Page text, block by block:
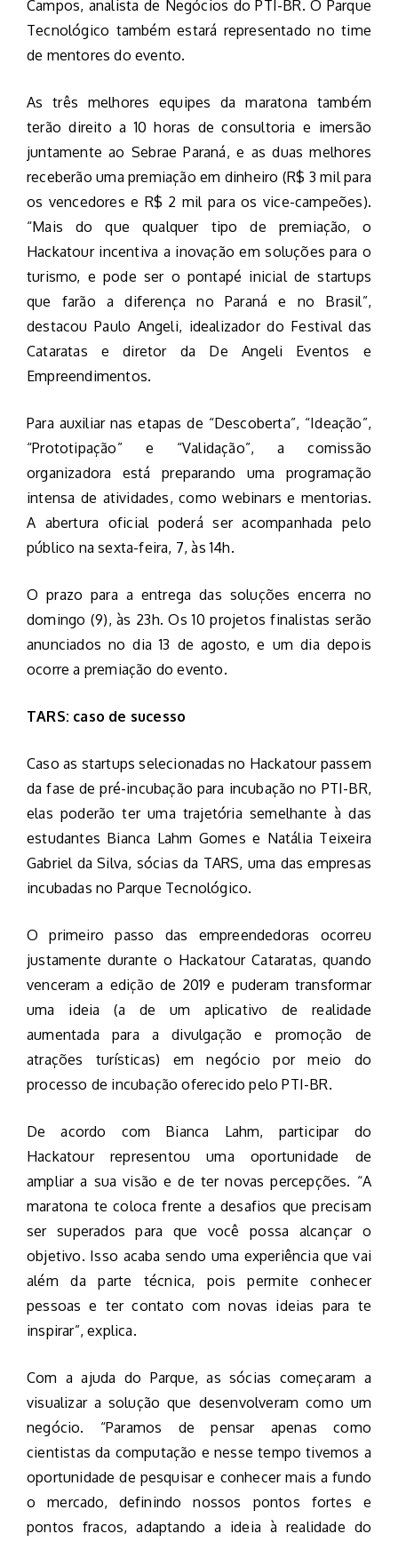
Campos, analista de Negócios do PTI-BR. O Parque
Tecnológico também estará representado no time
de mentores do evento.
As três melhores equipes da maratona também
terão direito a 10 horas de consultoria e imersão
juntamente ao Sebrae Paraná, e as duas melhores
receberão uma premiação em dinheiro (R$ 3 mil para
os vencedores e R$ 2 mil para os vice-campeões).
“Mais do que qualquer tipo de premiação, o
Hackatour incentiva a inovação em soluções para o
turismo, e pode ser o pontapé inicial de startups
que farão a diferença no Paraná e no Brasil”,
destacou Paulo Angeli, idealizador do Festival das
Cataratas e diretor da De Angeli Eventos e
Empreendimentos.
Para auxiliar nas etapas de “Descoberta”, “Ideação”,
“Prototipação” e “Validação”, a comissão
organizadora está preparando uma programação
intensa de atividades, como webinars e mentorias.
A abertura oficial poderá ser acompanhada pelo
público na sexta-feira, 7, às 14h.
O prazo para a entrega das soluções encerra no
domingo (9), às 23h. Os 10 projetos finalistas serão
anunciados no dia 13 de agosto, e um dia depois
ocorre a premiação do evento.
TARS: caso de sucesso
Caso as startups selecionadas no Hackatour passem
da fase de pré-incubação para incubação no PTI-BR,
elas poderão ter uma trajetória semelhante à das
estudantes Bianca Lahm Gomes e Natália Teixeira
Gabriel da Silva, sócias da TARS, uma das empresas
incubadas no Parque Tecnológico.
O primeiro passo das empreendedoras ocorreu
justamente durante o Hackatour Cataratas, quando
venceram a edição de 2019 e puderam transformar
uma ideia (a de um aplicativo de realidade
aumentada para a divulgação e promoção de
atrações turísticas) em negócio por meio do
processo de incubação oferecido pelo PTI-BR.
De acordo com Bianca Lahm, participar do
Hackatour representou uma oportunidade de
ampliar a sua visão e de ter novas percepções. “A
maratona te coloca frente a desafios que precisam
ser superados para que você possa alcançar o
objetivo. Isso acaba sendo uma experiência que vai
além da parte técnica, pois permite conhecer
pessoas e ter contato com novas ideias para te
inspirar”, explica.
Com a ajuda do Parque, as sócias começaram a
visualizar a solução que desenvolveram como um
negócio. “Paramos de pensar apenas como
cientistas da computação e nesse tempo tivemos a
oportunidade de pesquisar e conhecer mais a fundo
o mercado, definindo nossos pontos fortes e
pontos fracos, adaptando a ideia à realidade do